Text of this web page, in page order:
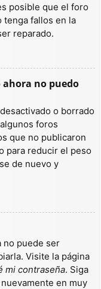
posible que el foro
tenga fallos en la
reparado.
ahora no puedo
o borrado
foros
que no publicaron
para reducir el peso
de nuevo y
no puede ser
Visite la página
mi contraseña. Siga
en muy